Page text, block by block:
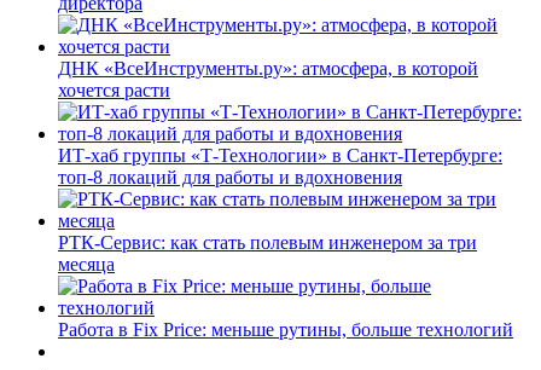
ДНК «ВсеИнструменты.ру»: атмосфера, в которой
хочется расти
ИТ-хаб группы «Т-Технологии» в Санкт-Петербурге:
топ-8 локаций для работы и вдохновения
РТК-Сервис: как стать полевым инженером за три
месяца
Работа в Fix Price: меньше рутины, больше технологий